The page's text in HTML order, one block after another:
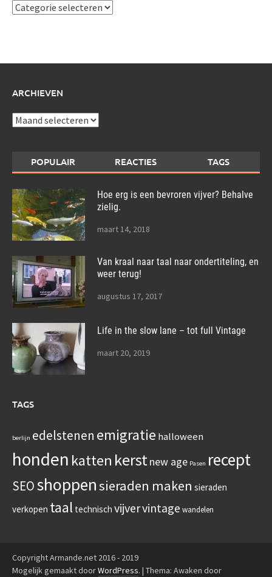
Ik
ARCHIEVEN
Archieven
POPULAIR REACTIES TAGS
Hoe erg is een bevroren vijver? Behalve
zielig.
maart 14, 2018
Van kraal naar taal naar ondertiteling, en
weer terug!
augustus 17, 2017
Life in the slow lane – tot full Vintage
maart 20, 2019
TAGS
berlijn edelstenen emigratie halloween
honden katten kerstnew age Pasen recept
SEOshoppensieraden maken sieraden
verkopen taal technisch vijvervintage wandelen
Copyright Armande.net 2016 - 2019
Mogelijk gemaakt doorWordPress. | Thema: Awaken door